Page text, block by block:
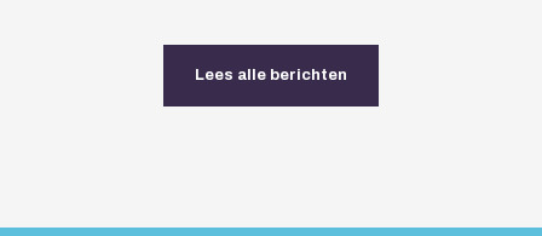
Lees alle berichten